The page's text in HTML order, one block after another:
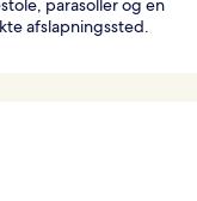
parasoller og en
afslapningssted.